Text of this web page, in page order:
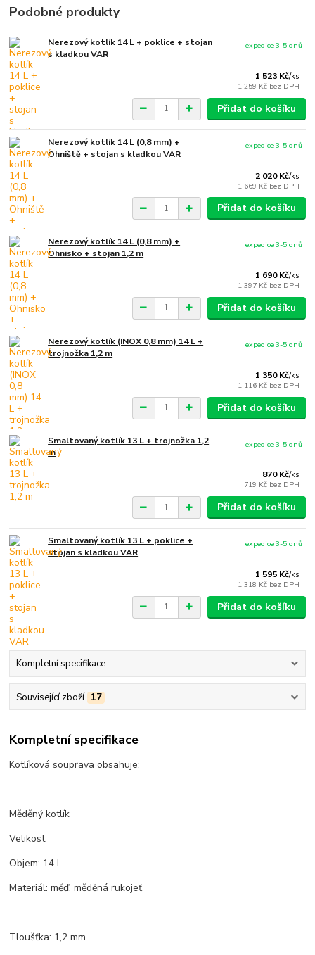
Podobné produkty
Nerezový kotlík 14 L + poklice + stojan
s kladkou VAR
1 523 Kč/ks
1 259 Kč bez DPH
expedice 3-5 dnů
Přidat do košíku
Nerezový kotlík 14 L (0,8 mm) +
Ohniště + stojan s kladkou VAR
2 020 Kč/ks
1 669 Kč bez DPH
expedice 3-5 dnů
Přidat do košíku
Nerezový kotlík 14 L (0,8 mm) +
Ohnisko + stojan 1,2 m
1 690 Kč/ks
1 397 Kč bez DPH
expedice 3-5 dnů
Přidat do košíku
Nerezový kotlík (INOX 0,8 mm) 14 L +
trojnožka 1,2 m
1 350 Kč/ks
1 116 Kč bez DPH
expedice 3-5 dnů
Přidat do košíku
Smaltovaný kotlík 13 L + trojnožka 1,2
m
870 Kč/ks
719 Kč bez DPH
expedice 3-5 dnů
Přidat do košíku
Smaltovaný kotlík 13 L + poklice +
stojan s kladkou VAR
1 595 Kč/ks
1 318 Kč bez DPH
expedice 3-5 dnů
Přidat do košíku
Kompletní specifikace
Související zboží 17
Kompletní specifikace
Kotlíková souprava obsahuje:
Měděný kotlík
Velikost:
Objem: 14 L.
Materiál: měď, měděná rukojeť.
Tloušťka: 1,2 mm.